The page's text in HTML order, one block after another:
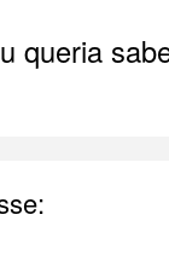
queria